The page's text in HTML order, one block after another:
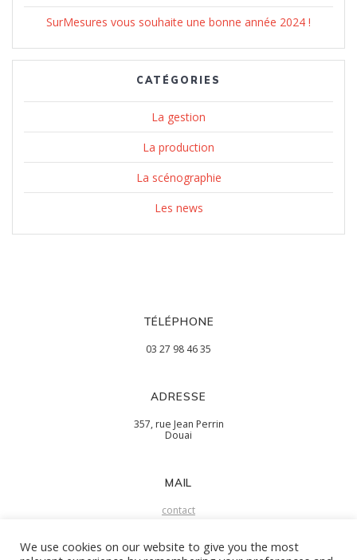
SurMesures vous souhaite une bonne année 2024 !
CATÉGORIES
La gestion
La production
La scénographie
Les news
TÉLÉPHONE
03 27 98 46 35
ADRESSE
357, rue Jean Perrin
Douai
MAIL
contact
We use cookies on our website to give you the most